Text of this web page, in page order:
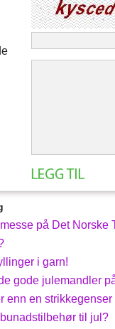
på Det Norske
i garn!
gode julemandler
enn en
til jul?